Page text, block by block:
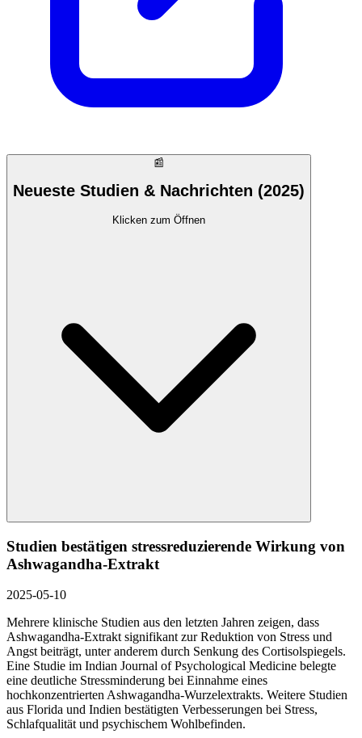
📰
Neueste Studien & Nachrichten (2025)
Klicken zum Öffnen
Studien bestätigen stressreduzierende Wirkung von
Ashwagandha-Extrakt
2025-05-10
Mehrere klinische Studien aus den letzten Jahren zeigen, dass
Ashwagandha-Extrakt signifikant zur Reduktion von Stress und
Angst beiträgt, unter anderem durch Senkung des Cortisolspiegels.
Eine Studie im Indian Journal of Psychological Medicine belegte
eine deutliche Stressminderung bei Einnahme eines
hochkonzentrierten Ashwagandha-Wurzelextrakts. Weitere Studien
aus Florida und Indien bestätigten Verbesserungen bei Stress,
Schlafqualität und psychischem Wohlbefinden.